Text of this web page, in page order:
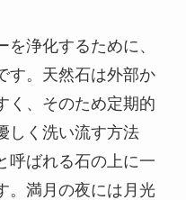
浄化するために、
す。天然石は外部か
く、そのため定期的
しく洗い流す方法
呼ばれる石の上に一
。満月の夜には月光